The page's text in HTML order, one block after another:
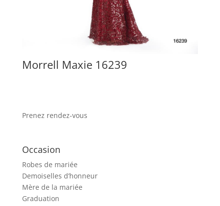
Morrell Maxie 16239
Prenez rendez-vous
Occasion
Robes de mariée
Demoiselles d’honneur
Mère de la mariée
Graduation